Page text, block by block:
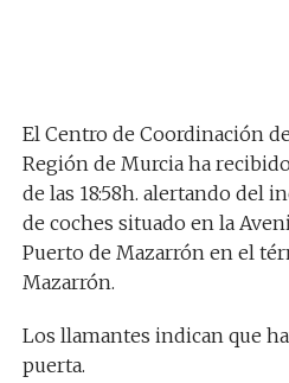
El Centro de Coordinación
Región de Murcia ha
de las 18:58h. alertando del
de coches situado en la
Puerto de Mazarrón en el
Mazarrón.
Los llamantes indican que
puerta.